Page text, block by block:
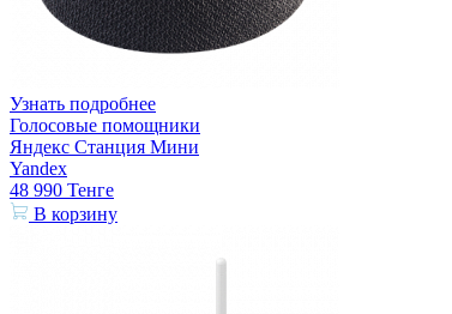
Узнать подробнее
Голосовые помощники
Яндекс Станция Мини
Yandex
48 990 Тенге
В корзину